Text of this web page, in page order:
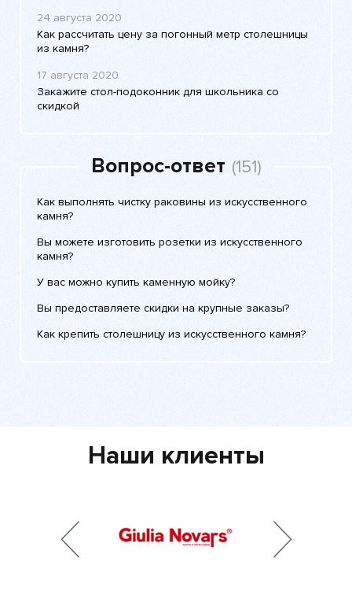
24 августа 2020
Как рассчитать цену за погонный метр столешницы
из камня?
17 августа 2020
Закажите стол-подоконник для школьника со
скидкой
Вопрос-ответ (151)
Как выполнять чистку раковины из искусственного
камня?
Вы можете изготовить розетки из искусственного
камня?
У вас можно купить каменную мойку?
Вы предоставляете скидки на крупные заказы?
Как крепить столешницу из искусственного камня?
Наши клиенты